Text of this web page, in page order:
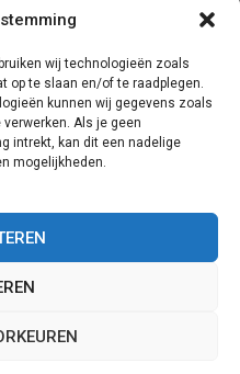
wij technologieën zoals
op te slaan en/of te raadplegen.
kunnen wij gegevens zoals
Als je geen
intrekt, kan dit een nadelige
mogelijkheden.